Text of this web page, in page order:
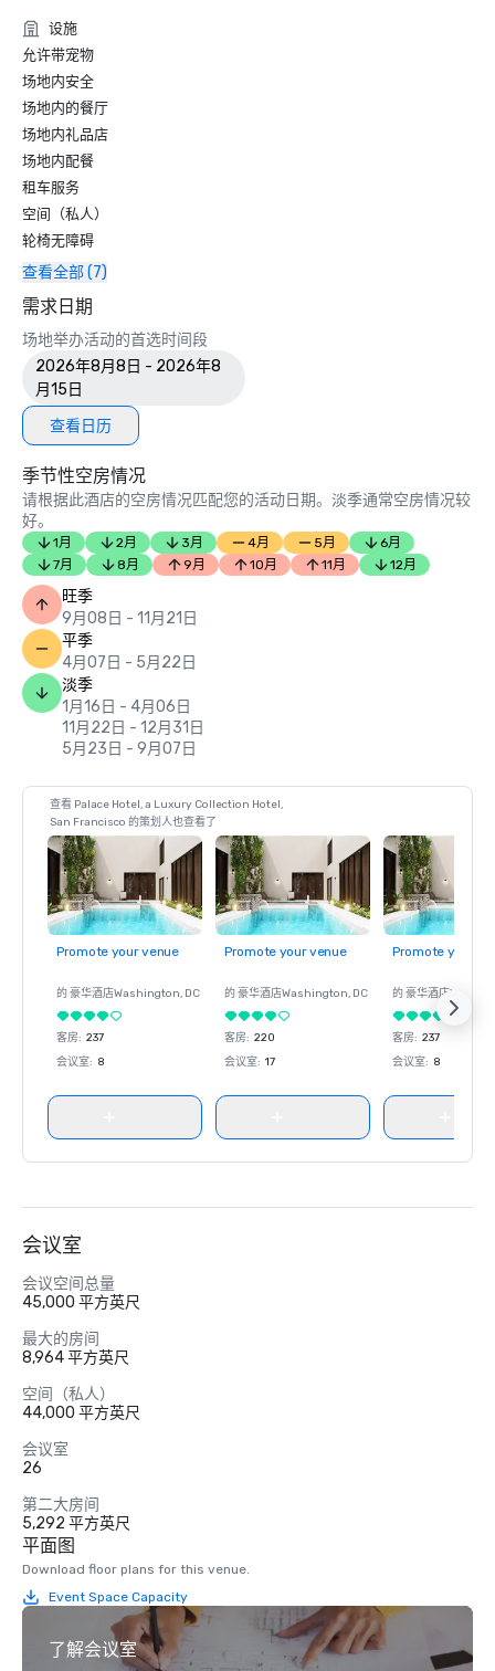
• Insidehook — 旧金山最佳酒店酒吧
• SF Travel — 旧金山最受好评的豪华酒店
• Timeout — 旧金山最好的豪华酒店之一
2023
•《康德纳斯特旅行家》顶级酒店
•《旅行与休闲》杂志-旧金山最佳酒店
设施
允许带宠物
场地内安全
场地内的餐厅
场地内礼品店
场地内配餐
租车服务
空间（私人）
轮椅无障碍
查看全部 (7)
需求日期
场地举办活动的首选时间段
2026年8月8日 - 2026年8
月15日
查看日历
季节性空房情况
请根据此酒店的空房情况匹配您的活动日期。淡季通常空房情况较
好。
1月 2月 3月 4月 5月
6月
7月
8月 9月 10月 11月 12月
旺季
9月08日 - 11月21日
平季
4月07日 - 5月22日
淡季
1月16日 - 4月06日
11月22日 - 12月31日
5月23日 - 9月07日
查看 Palace Hotel, a Luxury Collection Hotel,
San Francisco 的策划人也查看了
Promote your venue
的 豪华酒店Washington, DC
客房: 237
会议室: 8
Promote your venue
的 豪华酒店Washington, DC
客房: 220
会议室: 17
Promote your
的 豪华酒店
客房: 237
会议室: 8
会议室
会议空间总量
45,000 平方英尺
最大的房间
8,964 平方英尺
空间（私人）
44,000 平方英尺
会议室
26
第二大房间
5,292 平方英尺
平面图
Download floor plans for this venue.
Event Space Capacity
了解会议室